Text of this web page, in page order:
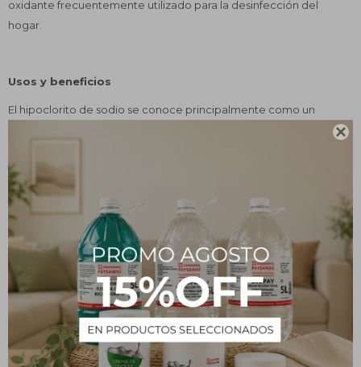

oxidante frecuentemente utilizado para la desinfección del
hogar.
Usos y beneficios
El hipoclorito de sodio se conoce principalmente como un
producto de limpieza para el lavado de ropa y un desinfectante
También cuenta con una amplia gama de otros usos, incluidos los
siguientes:
Agua potable
Ayuda a mantener el agua de las piscinas sin gérmenes que
puedan causar enfermedades.
Desinfección de la casa